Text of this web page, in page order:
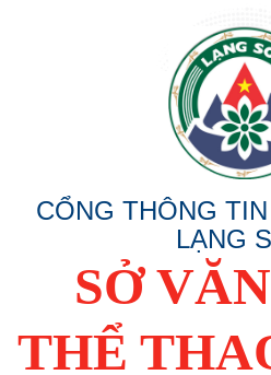
CỔNG THÔNG
LẠNG
SỞ
THỂ